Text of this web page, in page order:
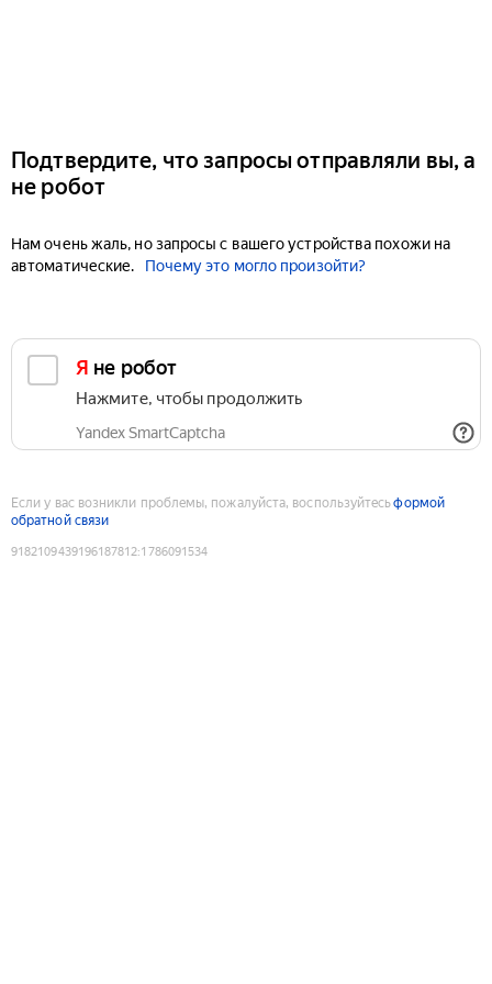
Подтвердите, что запросы отправляли вы, а
не робот
Нам очень жаль, но запросы с вашего устройства похожи на
автоматические.
Почему это могло произойти?
Я не робот
Нажмите, чтобы продолжить
Yandex SmartCaptcha
Если у вас возникли проблемы, пожалуйста, воспользуйтесьформой
обратной связи
9182109439196187812:1786091534